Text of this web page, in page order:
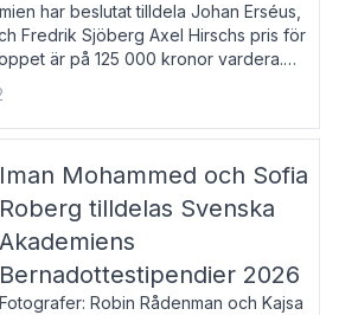
har beslutat tilldela Johan Erséus,
Fredrik Sjöberg Axel Hirschs pris för
är på 125 000 kronor vardera.
1959, är fackboksförfattare och
för
Iman Mohammed och Sofia
Roberg tilldelas Svenska
Akademiens
Bernadottestipendier 2026
Fotografer: Robin Rådenman och Kajsa